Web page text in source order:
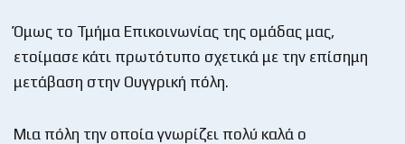
Όμως το Τμήμα Επικοινωνίας της ομάδας μας,
ετοίμασε κάτι πρωτότυπο σχετικά με την επίσημη
μετάβαση στην Ουγγρική πόλη.
Μια πόλη την οποία γνωρίζει πολύ καλά ο